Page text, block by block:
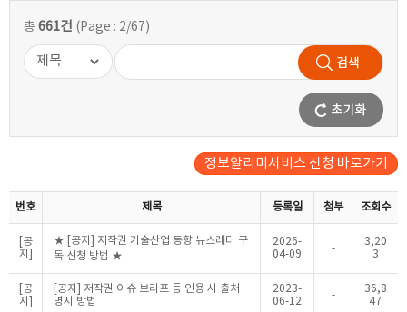
총 661건 (Page : 2/67)
정보알리미서비스 신청 바로가기
번호 제목 등록일 첨부 조회수
[공
지]
★ [공지] 저작권 기술산업 동향 뉴스레터 구
독 신청 방법 ★
2026-
04-09
-
3,20
3
[공
지]
[공지] 저작권 이슈 브리프 등 인용 시 출처
명시 방법
2023-
06-12
-
36,8
47